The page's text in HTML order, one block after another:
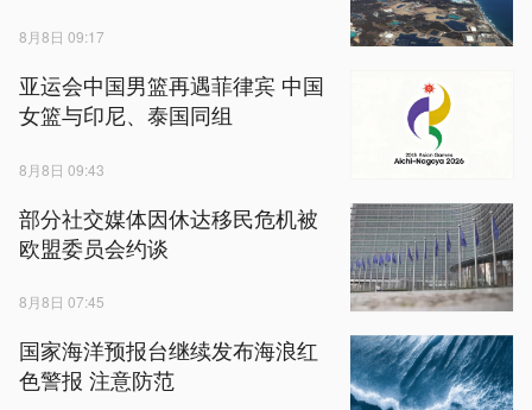
8月8日 09:17
亚运会中国男篮再遇菲律宾 中国
女篮与印尼、泰国同组
8月8日 09:43
部分社交媒体因休达移民危机被
欧盟委员会约谈
8月8日 07:45
国家海洋预报台继续发布海浪红
色警报 注意防范